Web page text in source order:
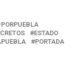
ESTADO
PORTADA